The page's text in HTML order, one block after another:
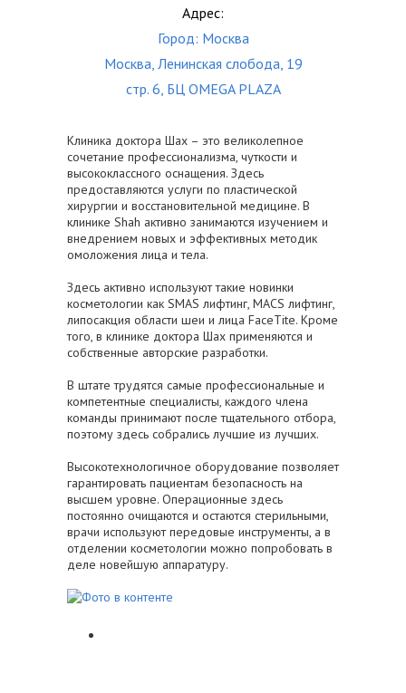
Адрес:
Город: Москва
Москва, Ленинская слобода, 19
стр. 6, БЦ OMEGA PLAZA
Клиника доктора Шах – это великолепное
сочетание профессионализма, чуткости и
высококлассного оснащения. Здесь
предоставляются услуги по пластической
хирургии и восстановительной медицине. В
клинике Shah активно занимаются изучением и
внедрением новых и эффективных методик
омоложения лица и тела.
Здесь активно используют такие новинки
косметологии как SMAS лифтинг, MACS лифтинг,
липосакция области шеи и лица FaceTite. Кроме
того, в клинике доктора Шах применяются и
собственные авторские разработки.
В штате трудятся самые профессиональные и
компетентные специалисты, каждого члена
команды принимают после тщательного отбора,
поэтому здесь собрались лучшие из лучших.
Высокотехнологичное оборудование позволяет
гарантировать пациентам безопасность на
высшем уровне. Операционные здесь
постоянно очищаются и остаются стерильными,
врачи используют передовые инструменты, а в
отделении косметологии можно попробовать в
деле новейшую аппаратуру.